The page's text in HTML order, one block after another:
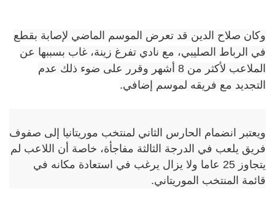
وكان صلاح الدين قد تعرض الموسم الماضي لإصابة بقطع
في الرباط الصليبي، مع نادي تفرغ زينة، غاب بسببها عن
الملاعب لأكثر من 8 أشهر وقرر على ضوء ذلك عدم
التجديد مع فريقه لموسم إضافي.
ويعتبر انضمام الحارس الثاني لمنتخب موريتانيا إلى صفوف
فريق يلعب في الدرجة الثالثة مفاجأة، خاصة أن اللاعب لم
يتجاوز 25 عاما ولا يزال يرغب في استعادة مكانه في
قائمة المنتخب الموريتاني.